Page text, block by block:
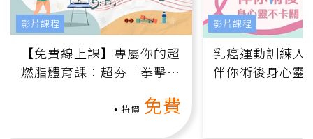
【免費線上課】專屬你的超
燃脂體育課：超夯「拳擊有
特價 免費
影片課程
乳癌運動訓練入
伴你術後身心靈
影片課程